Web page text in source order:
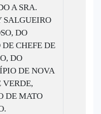
A SRA.
SALGUEIRO
DO
DE CHEFE DE
DO
DE NOVA
VERDE,
DE MATO